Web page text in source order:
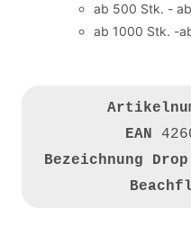
ab 500 Stk. -
ab 1000 Stk. -
EAN
Bezeichnung